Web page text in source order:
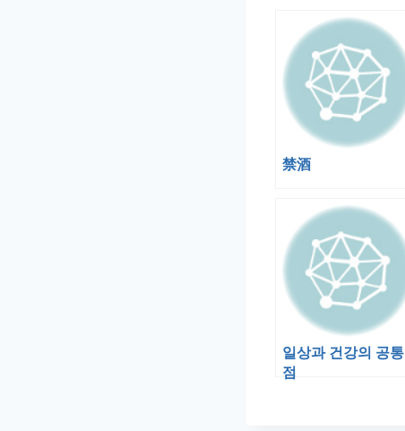
禁酒
일상과 건강의 공통
점